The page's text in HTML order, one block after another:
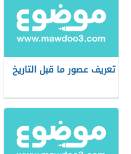
تعريف عصور ما قبل التاريخ